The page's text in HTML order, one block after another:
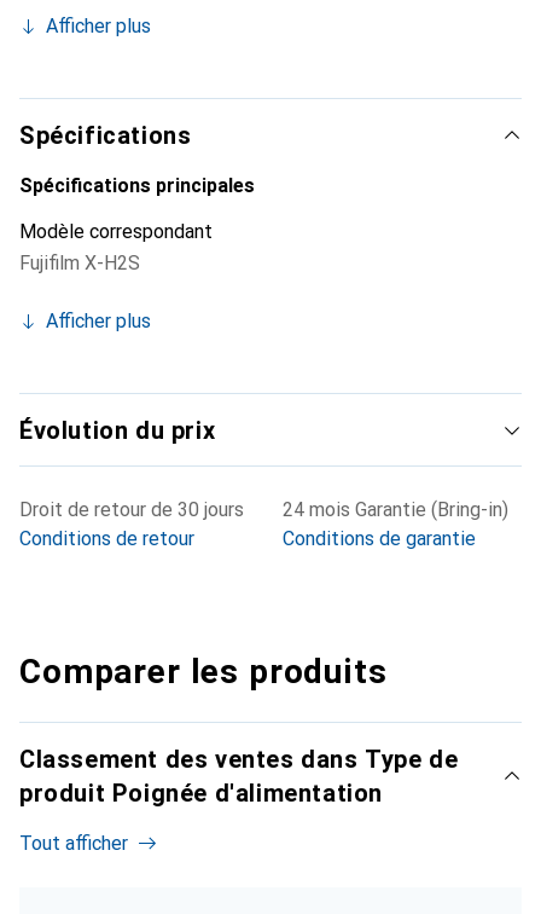
confortablement en mode portrait qu'en mode paysage.
Afficher plus
Spécifications
Spécifications principales
Modèle correspondant
Fujifilm X-H2S
Afficher plus
Évolution du prix
Droit de retour de 30 jours
Conditions de retour
24 mois Garantie (Bring-in)
Conditions de garantie
Comparer les produits
Classement des ventes dans Type de
produit Poignée d'alimentation
Tout afficher